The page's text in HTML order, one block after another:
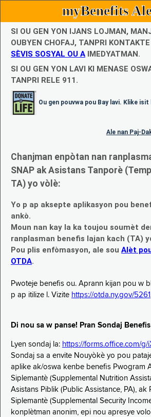
myBenefits
SI OU GEN YON IJANS LOJMAN,
OUBYEN CHOFAJ, TANPRI
SÈVIS SOSYAL OU A IMEDYATMAN.
SI OU GEN YON LAVI KI MENASE
TANPRI RELE 911.
Ou gen pouvwa pou Bay lavi. Klike
Ale nan Paj-
Chanjman enpòtan nan
SNAP ak Asistans Tanporè
TA) yo vòlè:
Yo p ap aksepte aplikasyon pou
ankò.
Moun nan kay la ka toujou soumèt
ranplasman benefis lajan kach (TA)
Pou plis enfòmasyon, ale sou Alèt
OTDA.
Pwoteje benefis ou. Aprann kijan pou w
p ap itilize l. Vizite https://otda.ny.gov/5261
Di nou sa w panse! Pran Sondaj
Lyen sondaj la: https://forms.office.com/g/
Sondaj sa a envite Nouyòkè yo pou
aplike ak/oswa kenbe benefis Pwogram
Siplemantè (Supplemental Nutrition
Asistans Piblik (Public Assistance, PA), ak
Siplemantè (Supplemental Security
konplètman anonim, epi nou apresye